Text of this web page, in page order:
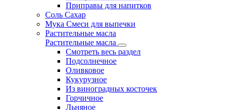
Приправы для напитков
Соль Сахар
Мука Смеси для выпечки
Растительные масла
Растительные масла
Смотреть весь раздел
Подсолнечное
Оливковое
Кукурузное
Из виноградных косточек
Горчичное
Льняное